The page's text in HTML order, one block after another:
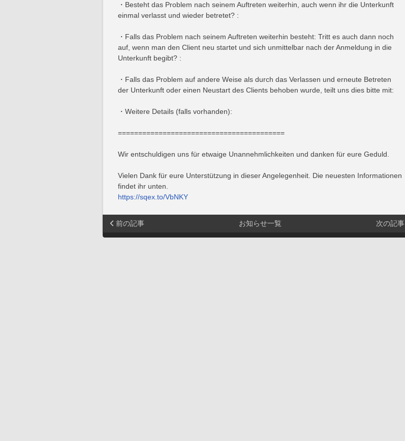
・Besteht das Problem nach seinem Auftreten weiterhin, auch wenn ihr die Unterkunft
einmal verlasst und wieder betretet? :
・Falls das Problem nach seinem Auftreten weiterhin besteht: Tritt es auch dann noch
auf, wenn man den Client neu startet und sich unmittelbar nach der Anmeldung in die
Unterkunft begibt? :
・Falls das Problem auf andere Weise als durch das Verlassen und erneute Betreten
der Unterkunft oder einen Neustart des Clients behoben wurde, teilt uns dies bitte mit:
・Weitere Details (falls vorhanden):
=========================================
Wir entschuldigen uns für etwaige Unannehmlichkeiten und danken für eure Geduld.
Vielen Dank für eure Unterstützung in dieser Angelegenheit. Die neuesten Informationen
findet ihr unten.
https://sqex.to/VbNKY
前の記事 お知らせ一覧 次の記事